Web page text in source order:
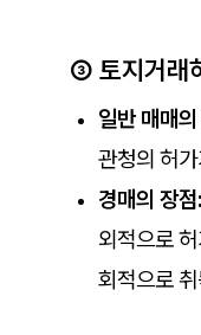
③ 토지거래
일반 매매
관청의 허
경매의 장점:
외적으로
회적으로